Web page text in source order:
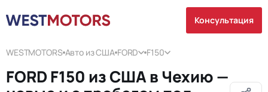
Консультация
WESTMOTORS Авто из США FORD F150
FORD F150 из США в Чехию —